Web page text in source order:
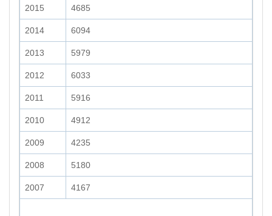
2015 4685
2014 6094
2013 5979
2012 6033
2011 5916
2010 4912
2009 4235
2008 5180
2007 4167